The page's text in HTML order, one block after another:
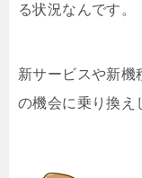
る状況なんです。
新サービスや新機
の機会に乗り換え